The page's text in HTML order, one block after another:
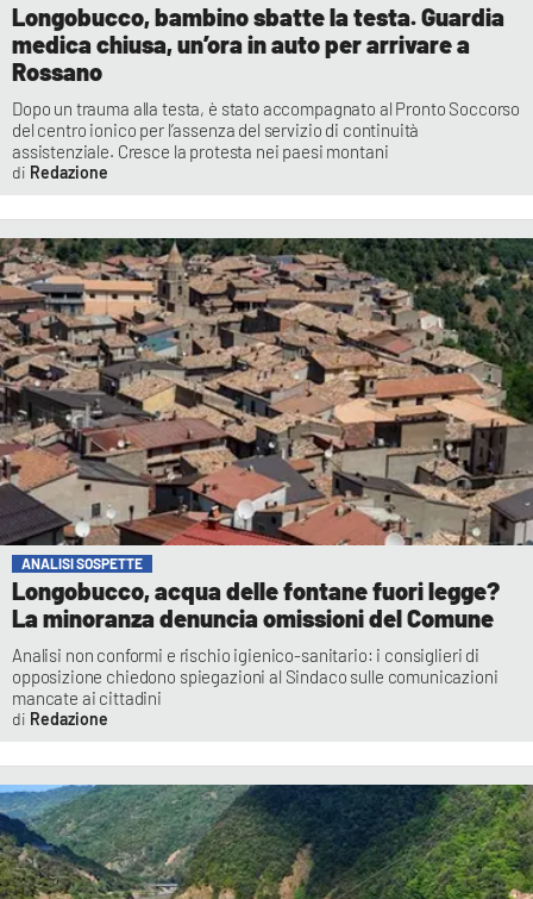
Longobucco, bambino sbatte la testa. Guardia
medica chiusa, un’ora in auto per arrivare a
Rossano
Dopo un trauma alla testa, è stato accompagnato al Pronto Soccorso
del centro ionico per l’assenza del servizio di continuità
assistenziale. Cresce la protesta nei paesi montani
Redazione
ANALISI SOSPETTE
Longobucco, acqua delle fontane fuori legge?
La minoranza denuncia omissioni del Comune
Analisi non conformi e rischio igienico-sanitario: i consiglieri di
opposizione chiedono spiegazioni al Sindaco sulle comunicazioni
mancate ai cittadini
Redazione